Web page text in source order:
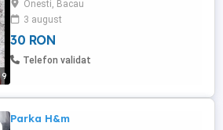
9
Onesti, Bacau
3 august
30 RON
Telefon validat
Parka H&m